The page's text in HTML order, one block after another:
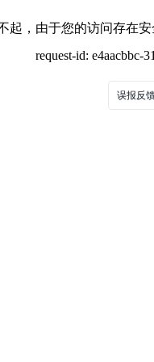
起，由于您的访问存在
request-id: e4aacbbc-
误报反